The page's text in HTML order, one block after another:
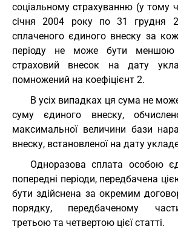
соціальному страхуванню (у тому
січня 2004 року по 31 грудня
сплаченого єдиного внеску за
періоду не може бути меншою
страховий внесок на дату
помножений на коефіцієнт 2.
В усіх випадках ця сума не
суму єдиного внеску,
максимальної величини бази
внеску, встановленої на дату
Одноразова сплата особою
попередні періоди, передбачена
бути здійснена за окремим
порядку, передбаченому
третьою та четвертою цієї статті.